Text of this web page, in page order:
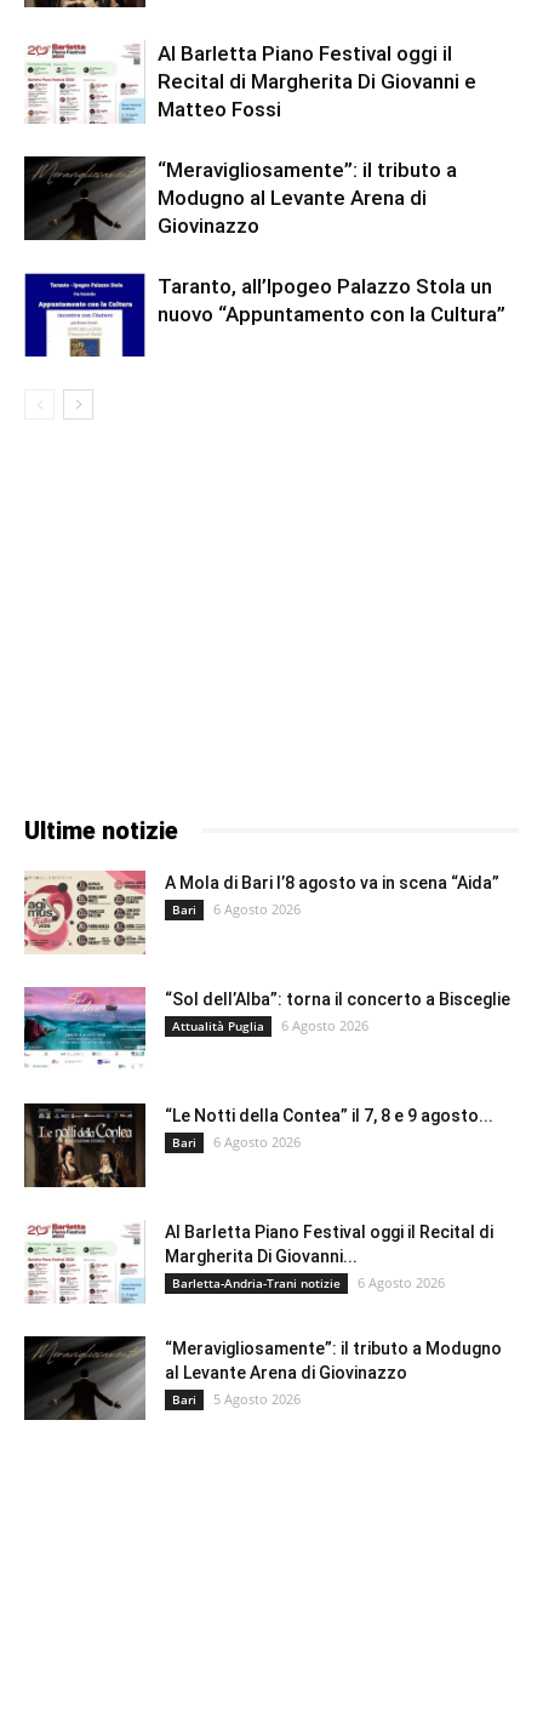
Al Barletta Piano Festival oggi il
Recital di Margherita Di Giovanni e
Matteo Fossi
“Meravigliosamente”: il tributo a
Modugno al Levante Arena di
Giovinazzo
Taranto, all’Ipogeo Palazzo Stola un
nuovo “Appuntamento con la Cultura”
Ultime notizie
A Mola di Bari l’8 agosto va in scena “Aida”
Bari 6 Agosto 2026
“Sol dell’Alba”: torna il concerto a Bisceglie
Attualità Puglia 6 Agosto 2026
“Le Notti della Contea” il 7, 8 e 9 agosto...
Bari 6 Agosto 2026
Al Barletta Piano Festival oggi il Recital di
Margherita Di Giovanni...
Barletta-Andria-Trani notizie 6 Agosto 2026
“Meravigliosamente”: il tributo a Modugno
al Levante Arena di Giovinazzo
Bari 5 Agosto 2026